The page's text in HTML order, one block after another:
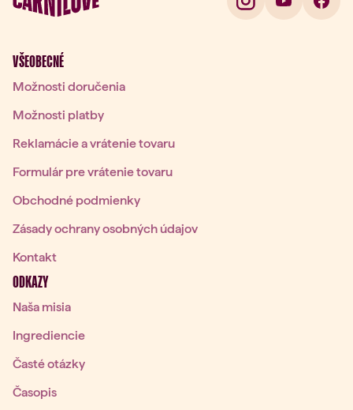
VŠEOBECNÉ
Možnosti doručenia
Možnosti platby
Reklamácie a vrátenie tovaru
Formulár pre vrátenie tovaru
Obchodné podmienky
Zásady ochrany osobných údajov
Kontakt
ODKAZY
Naša misia
Ingrediencie
Časté otázky
Časopis